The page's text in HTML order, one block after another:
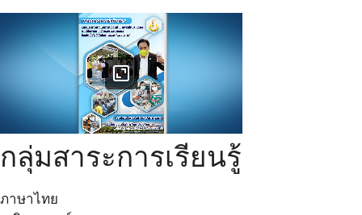
กลุ่มสาระการเรียนรู้
ภาษาไทย